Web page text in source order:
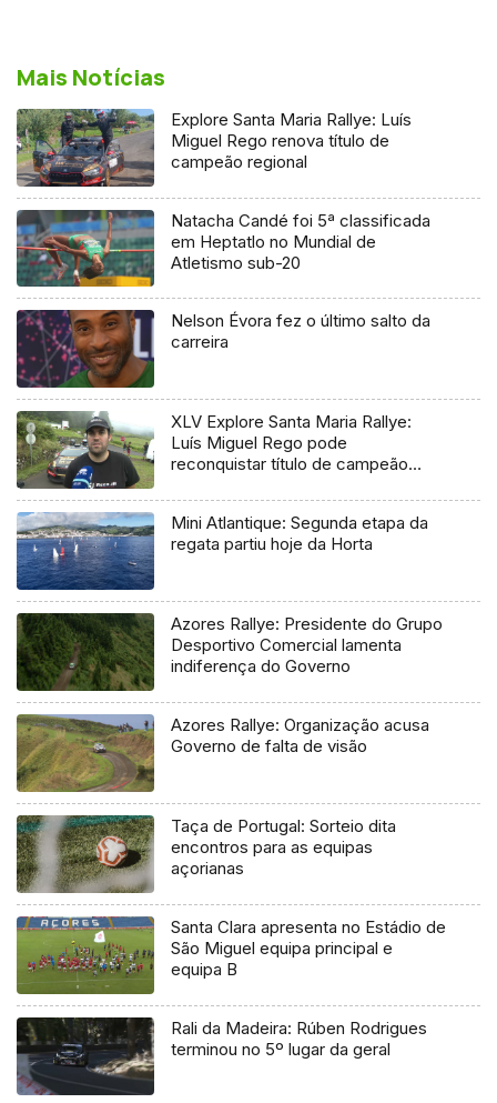
Mais Notícias
Explore Santa Maria Rallye: Luís
Miguel Rego renova título de
campeão regional
Natacha Candé foi 5ª classificada
em Heptatlo no Mundial de
Atletismo sub-20
Nelson Évora fez o último salto da
carreira
XLV Explore Santa Maria Rallye:
Luís Miguel Rego pode
reconquistar título de campeão
Mini Atlantique: Segunda etapa da
regata partiu hoje da Horta
Azores Rallye: Presidente do Grupo
Desportivo Comercial lamenta
indiferença do Governo
Azores Rallye: Organização acusa
Governo de falta de visão
Taça de Portugal: Sorteio dita
encontros para as equipas
açorianas
Santa Clara apresenta no Estádio de
São Miguel equipa principal e
equipa B
Rali da Madeira: Rúben Rodrigues
terminou no 5º lugar da geral